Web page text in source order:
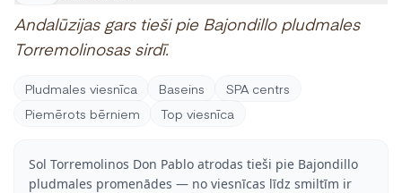
Andalūzijas gars tieši pie Bajondillo pludmales
Torremolinosas sirdī.
Pludmales viesnīca Baseins
SPA centrs
Piemērots bērniem
Top viesnīca
Sol Torremolinos Don Pablo atrodas tieši pie Bajondillo
pludmales promenādes — no viesnīcas līdz smiltīm ir